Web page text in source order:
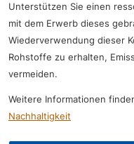
Unterstützen Sie einen
mit dem Erwerb dieses
Wiederverwendung dieser
Rohstoffe zu erhalten,
vermeiden.
Weitere Informationen
Nachhaltigkeit